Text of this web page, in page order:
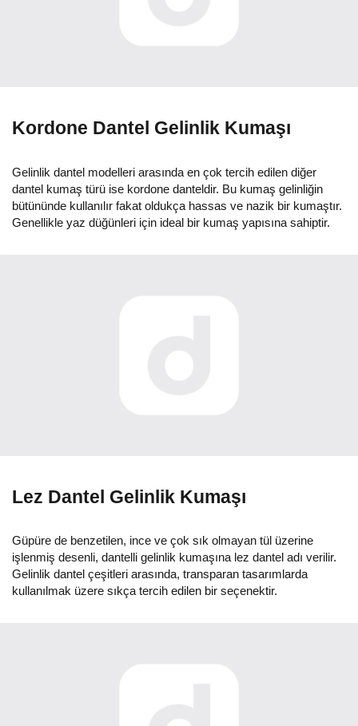
Kordone Dantel Gelinlik Kumaşı
Gelinlik dantel modelleri arasında en çok tercih edilen diğer
dantel kumaş türü ise kordone danteldir. Bu kumaş gelinliğin
bütününde kullanılır fakat oldukça hassas ve nazik bir kumaştır.
Genellikle yaz düğünleri için ideal bir kumaş yapısına sahiptir.
Lez Dantel Gelinlik Kumaşı
Güpüre de benzetilen, ince ve çok sık olmayan tül üzerine
işlenmiş desenli, dantelli gelinlik kumaşına lez dantel adı verilir.
Gelinlik dantel çeşitleri arasında, transparan tasarımlarda
kullanılmak üzere sıkça tercih edilen bir seçenektir.